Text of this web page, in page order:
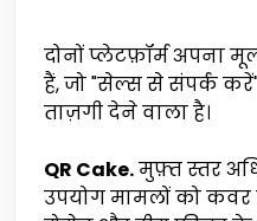
दोनों प्लेटफ़ॉर्म अपना
हैं, जो "सेल्स से संपर्क
ताज़गी देने वाला है।
QR Cake.मुफ़्त स्तर
उपयोग मामलों को कवर